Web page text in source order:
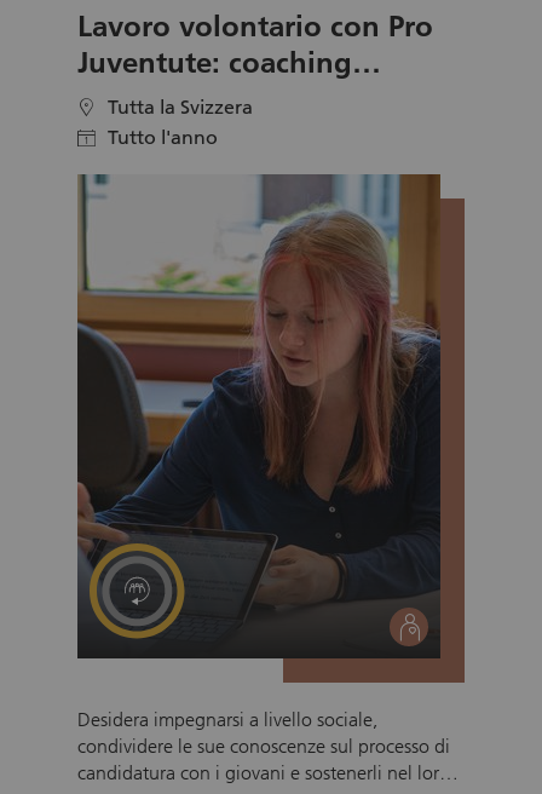
Lavoro volontario con Pro
Juventute: coaching
candidature giovani
location Tutta la Svizzera
calendar Tutto l'anno
social
Desidera impegnarsi a livello sociale,
condividere le sue conoscenze sul processo di
candidatura con i giovani e sostenerli nel loro